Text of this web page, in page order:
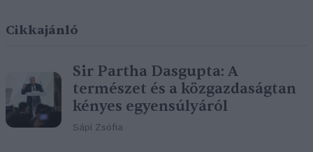
Cikkajánló
Sir Partha Dasgupta: A
természet és a közgazdaságtan
kényes egyensúlyáról
Sápi Zsófia